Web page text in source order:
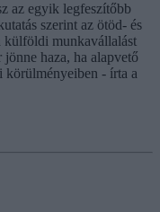
az egyik legfeszítőbb
szerint az ötöd- és
külföldi munkavállalást
haza, ha alapvető
körülményeiben - írta a